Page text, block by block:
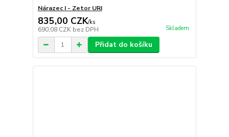
Nárazec I - Zetor URI
835,00 CZK/ks
690,08 CZK bez DPH Skladem
Přidat do košíku